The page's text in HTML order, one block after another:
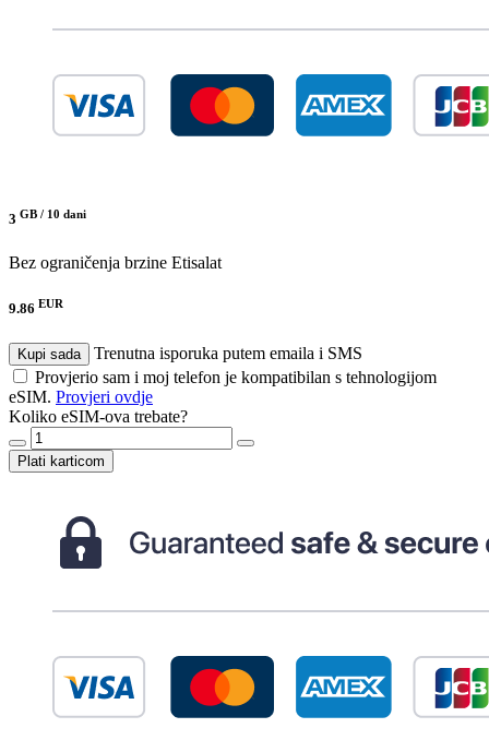
3 GB / 10 dani
Bez ograničenja brzine Etisalat
9.86 EUR
Kupi sada
Trenutna isporuka putem emaila i SMS
Provjerio sam i moj telefon je kompatibilan s tehnologijom
eSIM. Provjeri ovdje
Koliko eSIM-ova trebate?
Plati karticom